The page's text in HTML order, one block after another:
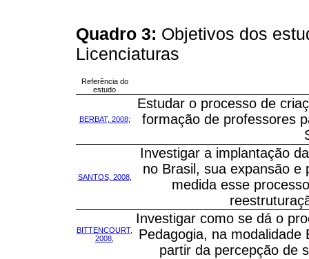
Quadro 3: Objetivos dos
Licenciaturas
Referência do
estudo
BERBAT, 2008;
Estudar o processo de
formação de professores
SANTOS, 2008,
Investigar a implantação
no Brasil, sua expansão e
medida esse
BITTENCOURT,
2008
Investigar como se dá o
Pedagogia, na
partir da percepção de